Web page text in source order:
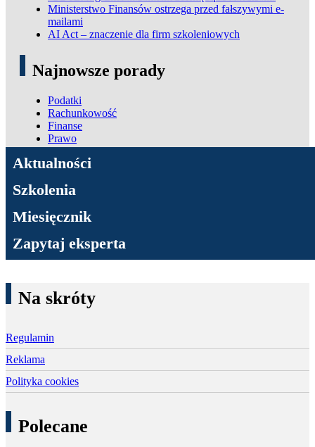
Ministerstwo Finansów ostrzega przed fałszywymi e-
mailami
AI Act – znaczenie dla firm szkoleniowych
Najnowsze porady
Podatki
Rachunkowość
Finanse
Prawo
ADN Podatki
Aktualności
Szkolenia
Miesięcznik
Zapytaj eksperta
Na skróty
Regulamin
Reklama
Polityka cookies
Polecane